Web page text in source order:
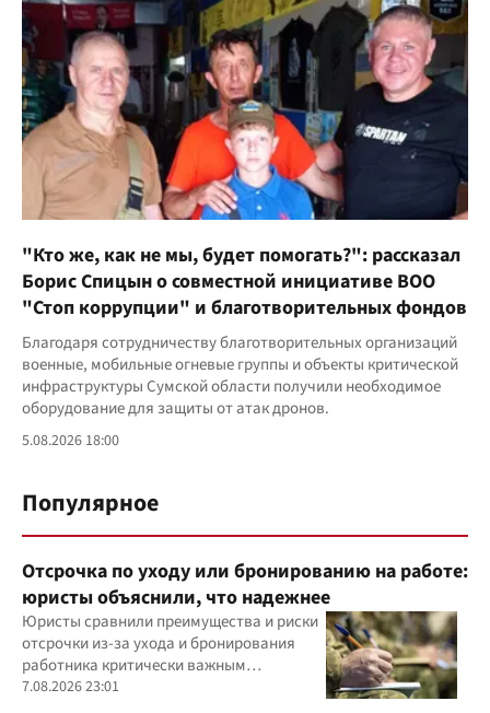
"Кто же, как не мы, будет помогать?": рассказал
Борис Спицын о совместной инициативе ВОО
"Стоп коррупции" и благотворительных фондов
Благодаря сотрудничеству благотворительных организаций
военные, мобильные огневые группы и объекты критической
инфраструктуры Сумской области получили необходимое
оборудование для защиты от атак дронов.
5.08.2026 18:00
Популярное
Отсрочка по уходу или бронированию на работе:
юристы объяснили, что надежнее
Юристы сравнили преимущества и риски
отсрочки из-за ухода и бронирования
работника критически важным
предприятием
7.08.2026 23:01